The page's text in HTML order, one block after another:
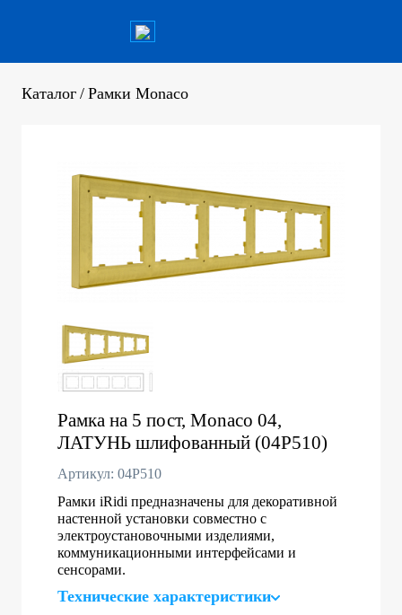
Каталог / Рамки Monaco
Рамка на 5 пост, Monaco 04,
ЛАТУНЬ шлифованный (04P510)
Артикул: 04P510
Рамки iRidi предназначены для декоративной
настенной установки совместно с
электроустановочными изделиями,
коммуникационными интерфейсами и
сенсорами.
Технические характеристики